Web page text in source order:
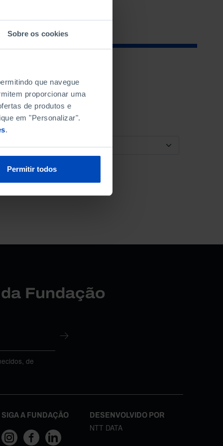
Sobre os cookies
que navegue
proporcionar uma
de produtos e
em "Personalizar".
.
Permitir todos
ORDENAR POR
Fundação
de
SIGA A FUNDAÇÃO DESENVOLVIDO POR
NTT DATA